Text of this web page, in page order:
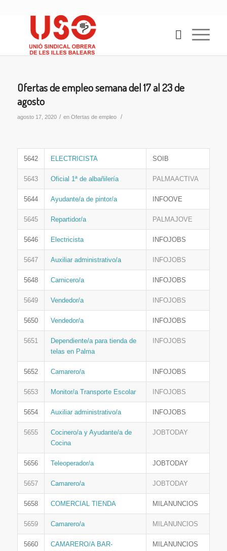
Ofertas de empleo semana del 17 al 23 de
agosto
agosto 17, 2020 / en Ofertas de empleo /
5642 ELECTRICISTA SOIB
5643 Oficial 1ª de albañilería PALMAACTIVA
5644 Ayudante/a de pintor/a INFOOVE
5645 Repartidor/a PALMAJOVE
5646 Electricista INFOJOBS
5647 Auxiliar administrativo/a INFOJOBS
5648 Carnicero/a INFOJOBS
5649 Vendedor/a INFOJOBS
5650 Vendedor/a INFOJOBS
5651
Dependiente/a para tienda de
telas en Palma
INFOJOBS
5652 Camarero/a INFOJOBS
5653 Monitor/a Transporte Escolar INFOJOBS
5654 Auxiliar administrativo/a INFOJOBS
5655
Cocinero/a y Ayudante/a de
Cocina
JOBTODAY
5656 Teleoperador/a JOBTODAY
5657 Camarero/a JOBTODAY
5658 COMERCIAL TIENDA MILANUNCIOS
5659 Camarero/a MILANUNCIOS
5660
CAMARERO/A BAR-
MILANUNCIOS